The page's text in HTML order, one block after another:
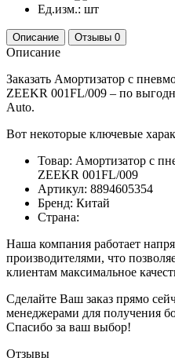
Ед.изм.: шт
Описание Отзывы 0
Описание
Заказать Амортизатор с
ZEEKR 001FL/009 – по
Auto.
Вот некоторые ключевые
Товар: Амортизатор с
ZEEKR 001FL/009
Артикул: 8894605354
Бренд: Китай
Страна:
Наша компания работает
производителями, что
клиентам максимальное
Сделайте Ваш заказ прямо
менеджерами для получения
Спасибо за ваш выбор!
Отзывы